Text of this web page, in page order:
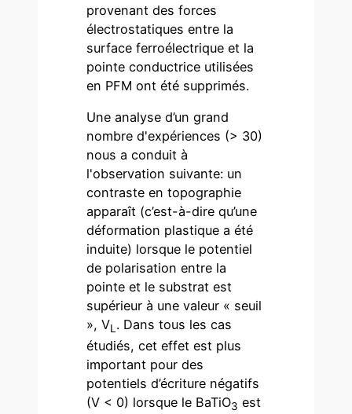
provenant des forces
électrostatiques entre la
surface ferroélectrique et la
pointe conductrice utilisées
en PFM ont été supprimés.
Une analyse d’un grand
nombre d'expériences (> 30)
nous a conduit à
l'observation suivante: un
contraste en topographie
apparaît (c’est-à-dire qu’une
déformation plastique a été
induite) lorsque le potentiel
de polarisation entre la
pointe et le substrat est
supérieur à une valeur « seuil
», VL. Dans tous les cas
étudiés, cet effet est plus
important pour des
potentiels d’écriture négatifs
(V < 0) lorsque le BaTiO3 est